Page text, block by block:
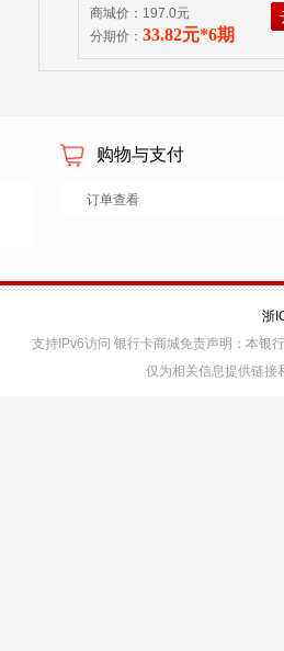
商城价：197.0元
分期价： 33.82元*6期
购物与支付
订单查看
浙
支持IPv6访问 银行卡商城免责声明：本银
仅为相关信息提供链接